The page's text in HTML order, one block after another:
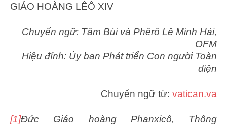
GIÁO HOÀNG LÊÔ XIV
Chuyển ngữ: Tâm Bùi và Phêrô Lê Minh Hải,
OFM
Hiệu đính: Ủy ban Phát triển Con người Toàn
diện
Chuyển ngữ từ: vatican.va
[1]Đức Giáo hoàng Phanxicô, Thông